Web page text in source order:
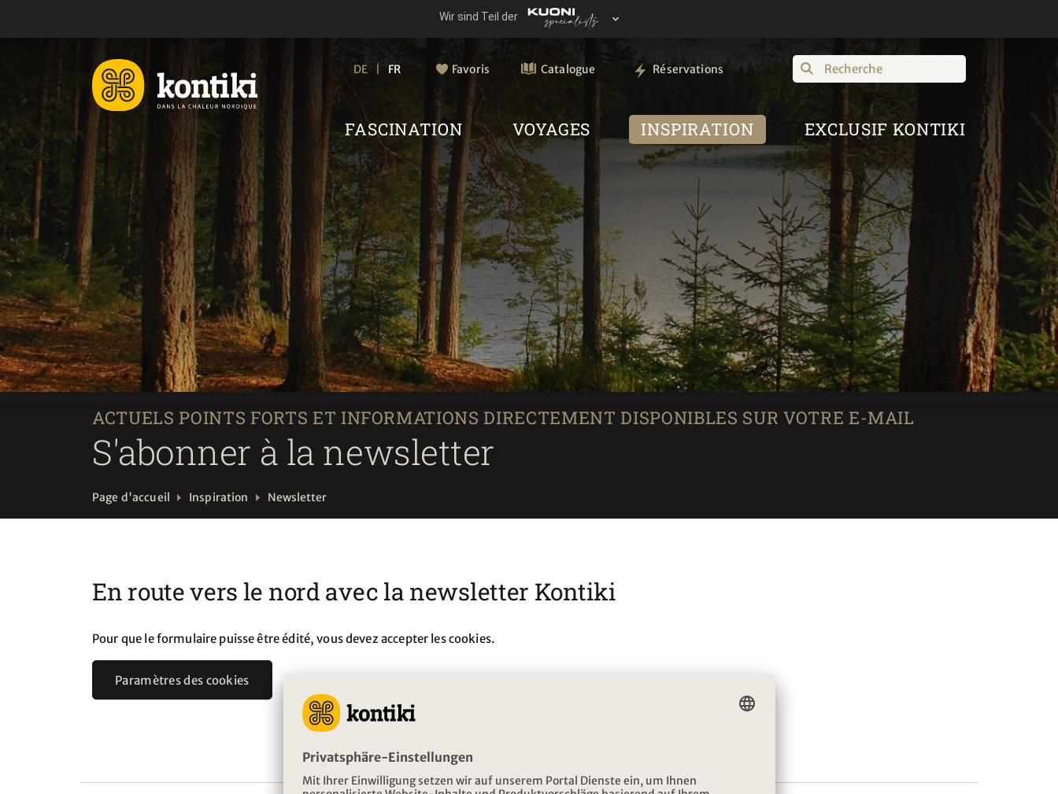
DE FR Favoris Catalogue Réservations Recherche
FASCINATION VOYAGES INSPIRATION EXCLUSIF KONTIKI
ACTUELS POINTS FORTS ET INFORMATIONS DIRECTEMENT DISPONIBLES SUR VOTRE E-MAIL
S'abonner à la newsletter
Page d'accueil Inspiration Newsletter
En route vers le nord avec la newsletter Kontiki
Pour que le formulaire puisse être édité, vous devez accepter les cookies.
Paramètres des cookies